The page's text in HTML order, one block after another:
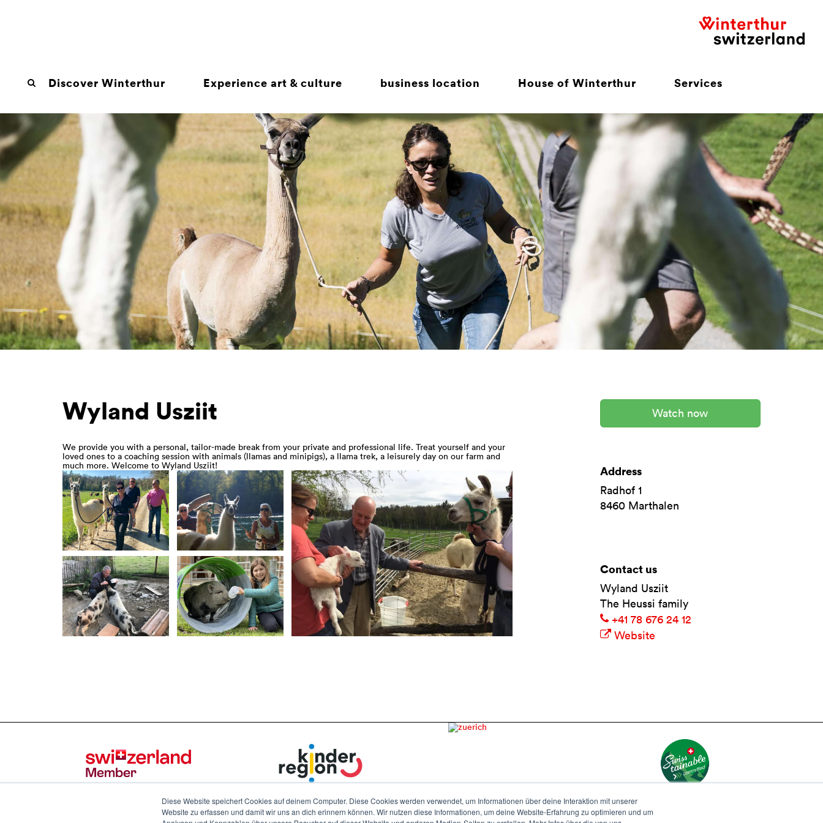
Diese Website speichert Cookies auf deinem Computer. Diese Cookies werden verwendet, um Informationen über deine Interaktion mit unserer
Website zu erfassen und damit wir uns an dich erinnern können. Wir nutzen diese Informationen, um deine Website-Erfahrung zu optimieren und um
Discover Winterthur Experience art & culture business location House of Winterthur Services
Wyland Usziit
We provide you with a personal, tailor-made break from your private and professional life. Treat yourself and your
loved ones to a coaching session with animals (llamas and minipigs), a llama trek, a leisurely day on our farm and
much more. Welcome to Wyland Usziit!
Watch now
Address
Radhof 1
8460 Marthalen
Contact us
Wyland Usziit
The Heussi family
+41 78 676 24 12
Website